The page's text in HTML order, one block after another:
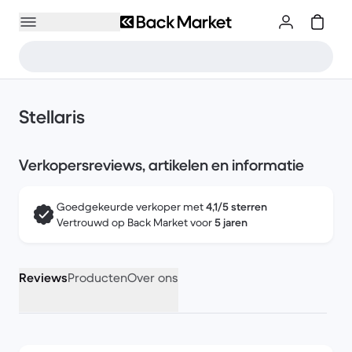
Stellaris
Verkopersreviews, artikelen en informatie
Goedgekeurde verkoper met4,1/5 sterren
Vertrouwd op Back Market voor5 jaren
ReviewsProductenOver ons